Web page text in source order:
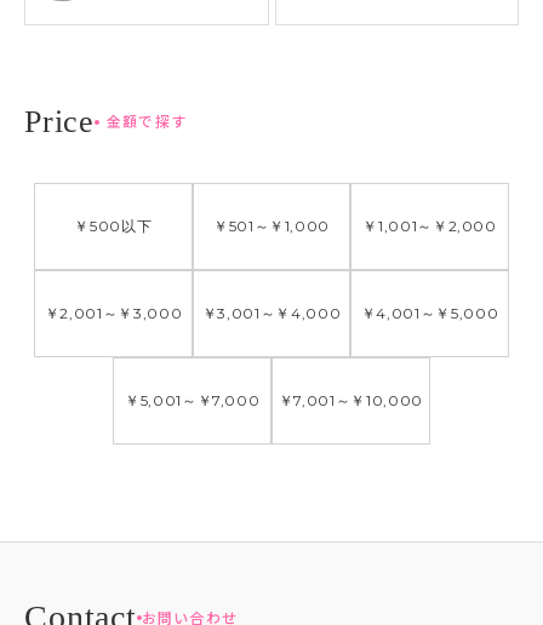
金額で探す
￥500 以下 ￥501 ～ ￥1,000 ￥1,001 ～ ￥2,000
￥2,001 ～ ￥3,000 ￥3,001 ～ ￥4,000 ￥4,001 ～ ￥5,000
￥5,001 ～ ￥7,000 ￥7,001 ～ ￥10,000
お問い合わせ